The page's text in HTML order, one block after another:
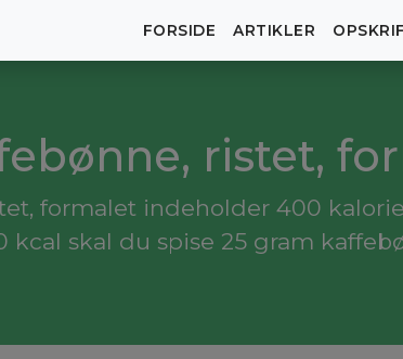
FORSIDE ARTIKLER
ristet,
formalet indeholder 400
skal du spise 25 gram